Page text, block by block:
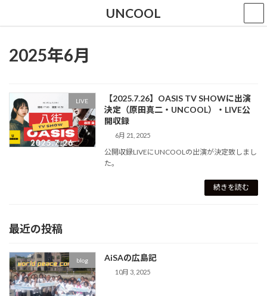
UNCOOL
2025年6月
LIVE
【2025.7.26】OASIS TV SHOWに出演
決定（原田真二・UNCOOL）・LIVE公
開収録
6月 21, 2025
公開収録LIVEにUNCOOLの出演が決定致しまし
た。
続きを読む
最近の投稿
blog AiSAの広島記
10月 3, 2025